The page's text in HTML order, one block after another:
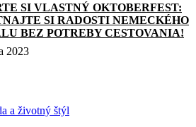
SI VLASTNÝ OKTOBERFEST:
SI RADOSTI NEMECKÉHO
BEZ POTREBY CESTOVANIA!
2023
a životný štýl